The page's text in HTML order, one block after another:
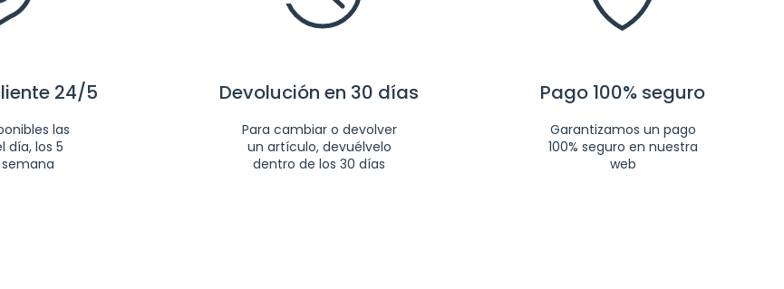
24/5
las
día, los 5
Devolución en 30 días
Para cambiar o devolver
un artículo, devuélvelo
dentro de los 30 días
Pago 100% seguro
Garantizamos un pago
100% seguro en nuestra
web